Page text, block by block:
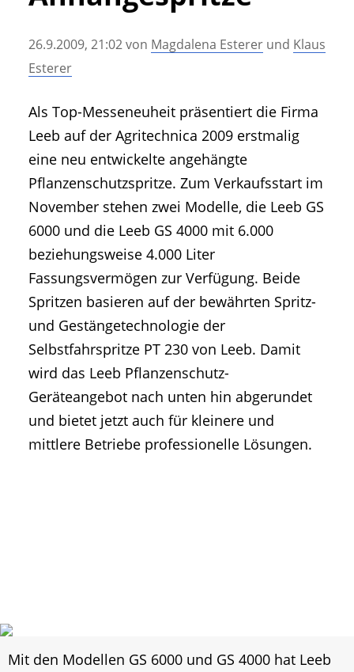
• Geschichte und Geschichten
• Messen und Veranstaltungen
• Mitteilung der Redaktion
• Artikel nach Hersteller/Marke
26.9.2009, 21:02von Magdalena Esterer und Klaus
Esterer
Als Top-Messeneuheit präsentiert die Firma
Leeb auf der Agritechnica 2009 erstmalig
eine neu entwickelte angehängte
Pflanzenschutzspritze. Zum Verkaufsstart im
November stehen zwei Modelle, die Leeb GS
6000 und die Leeb GS 4000 mit 6.000
beziehungsweise 4.000 Liter
Fassungsvermögen zur Verfügung. Beide
Spritzen basieren auf der bewährten Spritz-
und Gestängetechnologie der
Selbstfahrspritze PT 230 von Leeb. Damit
wird das Leeb Pflanzenschutz-
Geräteangebot nach unten hin abgerundet
und bietet jetzt auch für kleinere und
mittlere Betriebe professionelle Lösungen.
Mit den Modellen GS 6000 und GS 4000 hat Leeb